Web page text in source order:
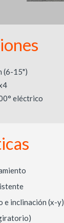
(6-15")
eléctrico
e inclinación (x-y)